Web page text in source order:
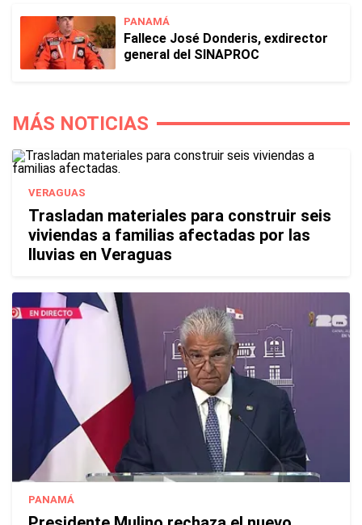
PANAMÁ
Fallece José Donderis, exdirector
general del SINAPROC
MÁS NOTICIAS
VERAGUAS
Trasladan materiales para construir seis
viviendas a familias afectadas por las
lluvias en Veraguas
PANAMÁ